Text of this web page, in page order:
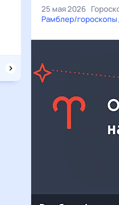
25 мая 2026
Рамблер/гороскопы